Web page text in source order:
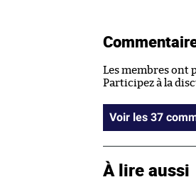
Les membres ont
Participez à la
Voir les
À lire aussi